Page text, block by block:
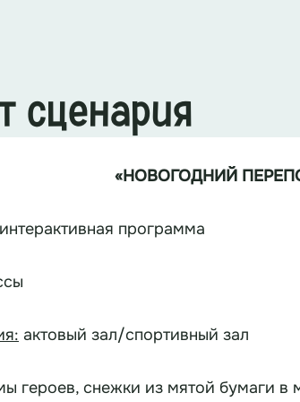
сценария
«НОВОГОДНИЙ
игровая интерактивная программа
актовый зал/спортивный зал
героев, снежки из мятой бумаги в